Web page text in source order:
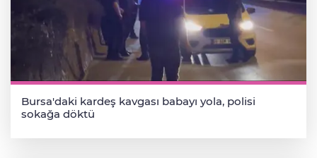
Bursa'daki kardeş kavgası babayı yola, polisi
sokağa döktü